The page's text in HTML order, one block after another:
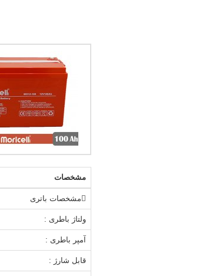
مشخصات
مشخصات باتری
ولتاژ باطری :
آمپر باطری :
قابل شارژ :